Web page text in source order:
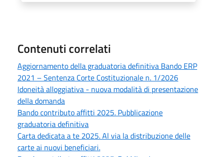
Contenuti correlati
Aggiornamento della graduatoria definitiva Bando ERP
2021 – Sentenza Corte Costituzionale n. 1/2026
Idoneità alloggiativa - nuova modalità di presentazione
della domanda
Bando contributo affitti 2025. Pubblicazione
graduatoria definitiva
Carta dedicata a te 2025. Al via la distribuzione delle
carte ai nuovi beneficiari.